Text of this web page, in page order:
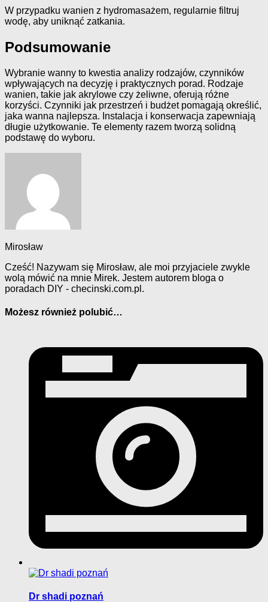
W przypadku wanien z hydromasażem, regularnie filtruj
wodę, aby uniknąć zatkania.
Podsumowanie
Wybranie wanny to kwestia analizy rodzajów, czynników
wpływających na decyzję i praktycznych porad. Rodzaje
wanien, takie jak akrylowe czy żeliwne, oferują różne
korzyści. Czynniki jak przestrzeń i budżet pomagają określić,
jaka wanna najlepsza. Instalacja i konserwacja zapewniają
długie użytkowanie. Te elementy razem tworzą solidną
podstawę do wyboru.
Mirosław
Cześć! Nazywam się Mirosław, ale moi przyjaciele zwykle
wolą mówić na mnie Mirek. Jestem autorem bloga o
poradach DIY - checinski.com.pl.
Możesz również polubić…
Dr shadi poznań